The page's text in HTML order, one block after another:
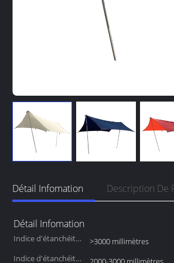
Détail Infomation Description De
Détail Infomation
Indice d'étanchéité
>3000 millimètres
Indice d'étanchéité